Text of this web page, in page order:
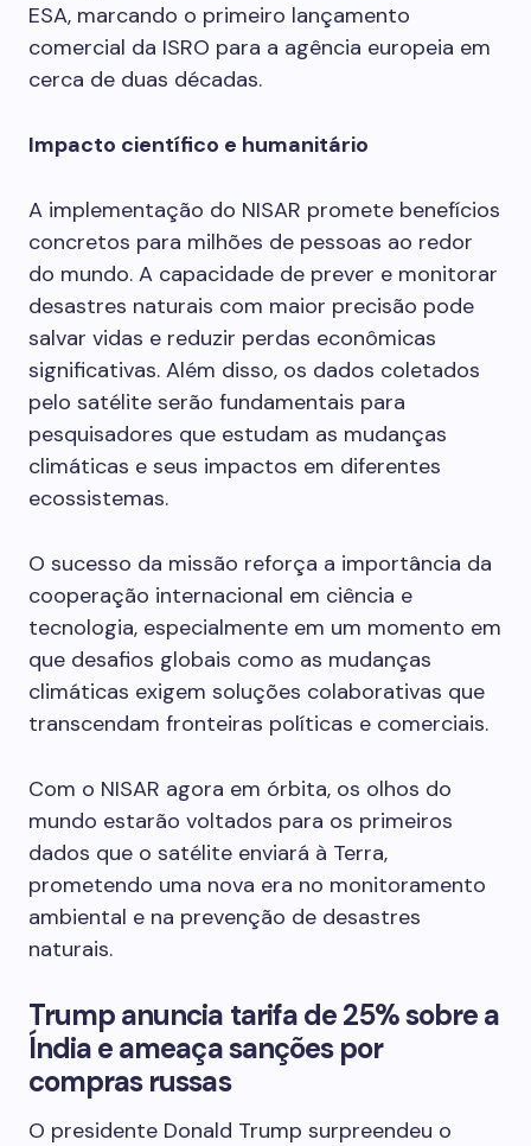
ESA, marcando o primeiro lançamento
comercial da ISRO para a agência europeia em
cerca de duas décadas.
Impacto científico e humanitário
A implementação do NISAR promete benefícios
concretos para milhões de pessoas ao redor
do mundo. A capacidade de prever e monitorar
desastres naturais com maior precisão pode
salvar vidas e reduzir perdas econômicas
significativas. Além disso, os dados coletados
pelo satélite serão fundamentais para
pesquisadores que estudam as mudanças
climáticas e seus impactos em diferentes
ecossistemas.
O sucesso da missão reforça a importância da
cooperação internacional em ciência e
tecnologia, especialmente em um momento em
que desafios globais como as mudanças
climáticas exigem soluções colaborativas que
transcendam fronteiras políticas e comerciais.
Com o NISAR agora em órbita, os olhos do
mundo estarão voltados para os primeiros
dados que o satélite enviará à Terra,
prometendo uma nova era no monitoramento
ambiental e na prevenção de desastres
naturais.
Trump anuncia tarifa de 25% sobre a
Índia e ameaça sanções por
compras russas
O presidente Donald Trump surpreendeu o